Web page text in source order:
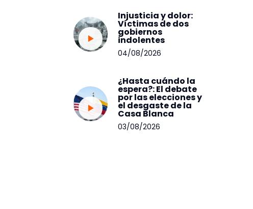
Injusticia y dolor:
Víctimas de dos
gobiernos
indolentes
04/08/2026
¿Hasta cuándo la
espera?: El debate
por las elecciones y
el desgaste de la
Casa Blanca
03/08/2026